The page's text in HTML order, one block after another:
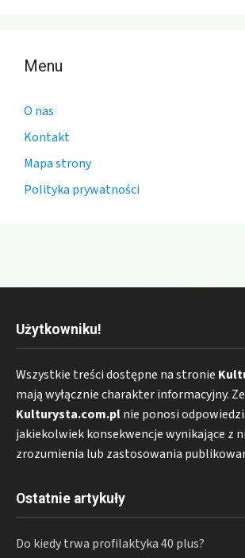
Menu
O nas
Kontakt
Mapa strony
Polityka prywatności
Użytkowniku!
Wszystkie treści dostępne na stronie
mają wyłącznie charakter informacyjny.
Kulturysta.com.plnie ponosi
jakiekolwiek konsekwencje wynikające z
zrozumienia lub zastosowania
Ostatnie artykuły
Do kiedy trwa profilaktyka 40 plus?